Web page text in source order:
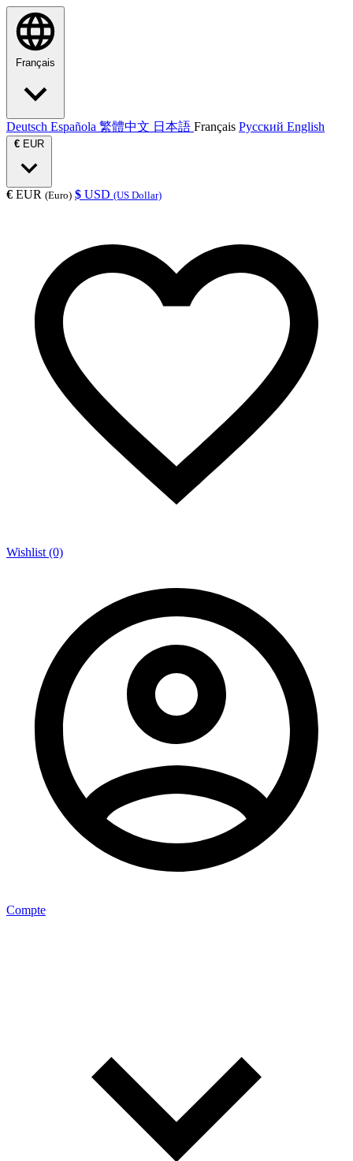
Français
Deutsch Española 繁體中文 日本語 Français Русский English
€ EUR
€ EUR (Euro) $ USD (US Dollar)
Wishlist (0)
Compte